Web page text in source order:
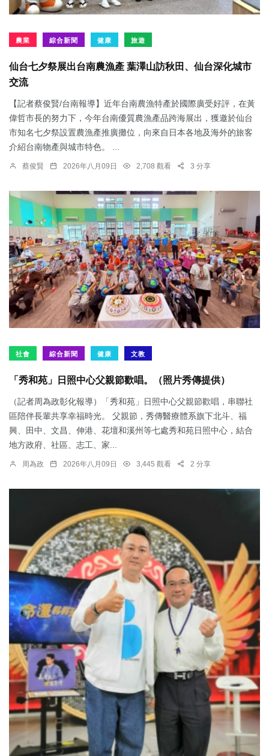
農業 綜合新聞 健康 旅遊
仙台七夕祭展出台南農漁產 葉澤山訪秋田、仙台深化城市
交流
【記者蔡俊賢/台南報導】近年台南農漁特產於國際廣受好評，在黃
偉哲市長的努力下，今年台南優質農漁產品跨海展出，獲邀於仙台
市知名七夕祭設置農漁產推廣攤位，向來自日本各地及海外的旅客
介紹台南物產與城市特色。 ...
蔡俊賢 2026年八月09日 2,708 觀看 3 分享
社會 綜合新聞 健康 文教
「秀和苑」日照中心父親節歡唱。（照片秀傳提供）
（記者周為政彰化報導）「秀和苑」日照中心父親節歡唱，串聯社
區陪伴長輩共享幸福時光。 父親節，秀傳醫療體系旗下北斗、福
興、田中、文昌、伸港、花壇和溪州等七處秀和苑日照中心，結合
地方政府、社區、志工、家...
周為政 2026年八月09日 3,445 觀看 2 分享